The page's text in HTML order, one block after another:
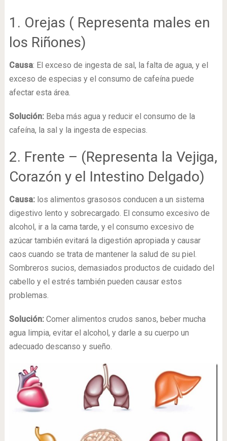
1. Orejas ( Representa males en
los Riñones)
Causa: El exceso de ingesta de sal, la falta de agua, y el
exceso de especias y el consumo de cafeína puede
afectar esta área.
Solución:Beba más agua y reducir el consumo de la
cafeína, la sal y la ingesta de especias.
2. Frente – (Representa la Vejiga,
Corazón y el Intestino Delgado)
Causa:los alimentos grasosos conducen a un sistema
digestivo lento y sobrecargado. El consumo excesivo de
alcohol, ir a la cama tarde, y el consumo excesivo de
azúcar también evitará la digestión apropiada y causar
caos cuando se trata de mantener la salud de su piel.
Sombreros sucios, demasiados productos de cuidado del
cabello y el estrés también pueden causar estos
problemas.
Solución:Comer alimentos crudos sanos, beber mucha
agua limpia, evitar el alcohol, y darle a su cuerpo un
adecuado descanso y sueño.